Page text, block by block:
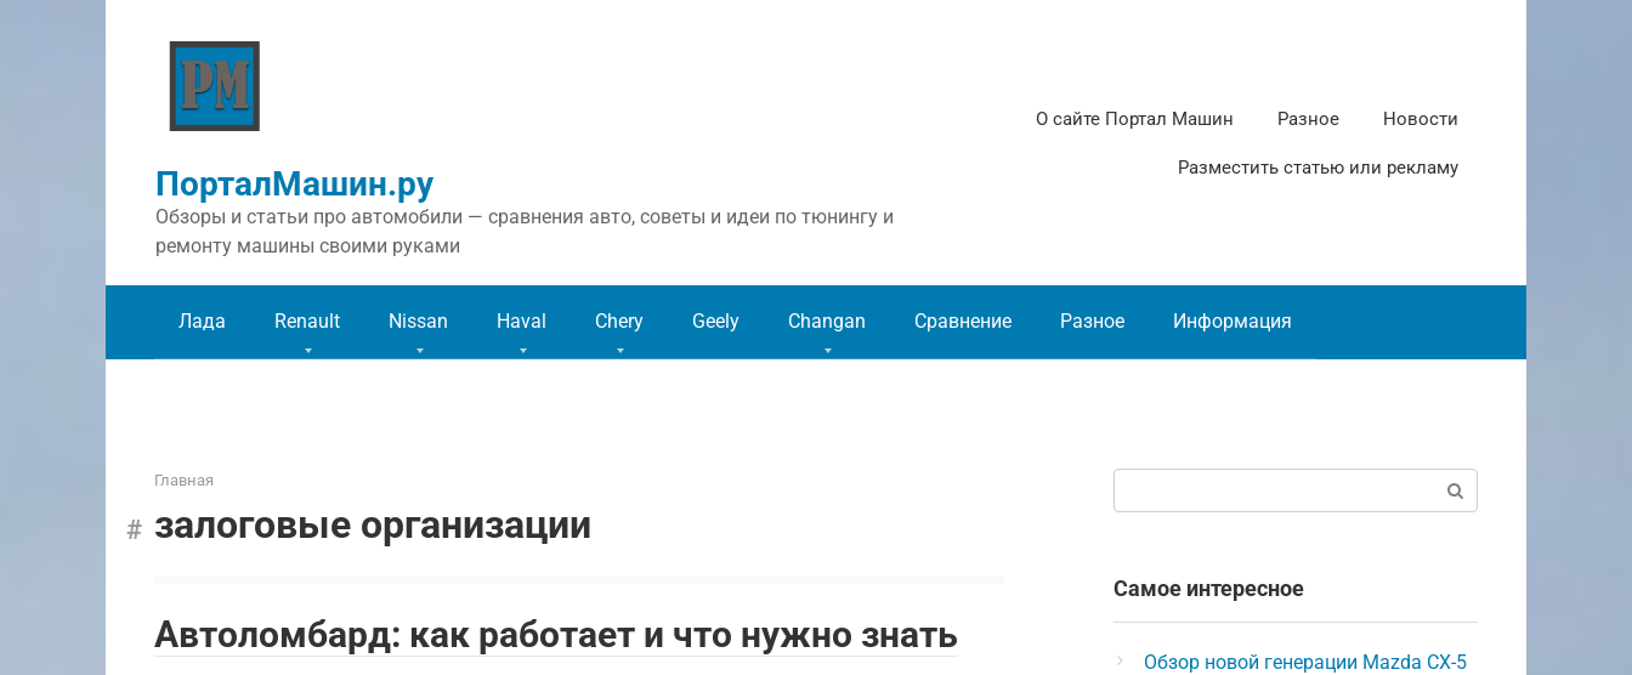
ПорталМашин.ру
Обзоры и статьи про автомобили — сравнения авто, советы и идеи по тюнингу и
ремонту машины своими руками
О сайте Портал Машин Разное Новости
Разместить статью или рекламу
Лада Renault Nissan Haval Chery Geely Changan Сравнение Разное Информация
Главная
залоговые организации
Автоломбард: как работает и что нужно знать
Самое интересное
Обзор новой генерации Mazda CX-5